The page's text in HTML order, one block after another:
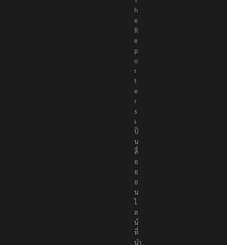
h
e
R
e
p
o
r
t
e
r
s
เ
ป็
น
สื่
อ
อ
อ
น
ไ
ล
น์
ที่
นำ